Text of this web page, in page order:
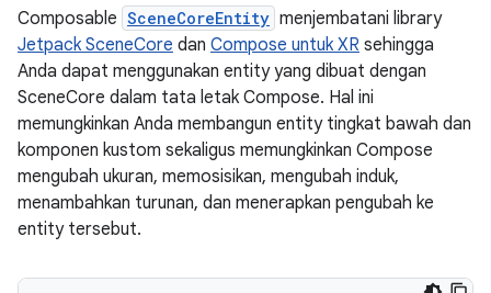
Composable SceneCoreEntity menjembatani library
Jetpack SceneCore dan Compose untuk XR sehingga
Anda dapat menggunakan entity yang dibuat dengan
SceneCore dalam tata letak Compose. Hal ini
memungkinkan Anda membangun entity tingkat bawah dan
komponen kustom sekaligus memungkinkan Compose
mengubah ukuran, memosisikan, mengubah induk,
menambahkan turunan, dan menerapkan pengubah ke
entity tersebut.